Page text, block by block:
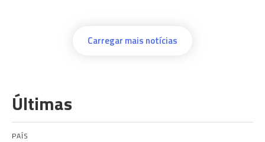
Carregar mais notícias
Últimas
PAÍS